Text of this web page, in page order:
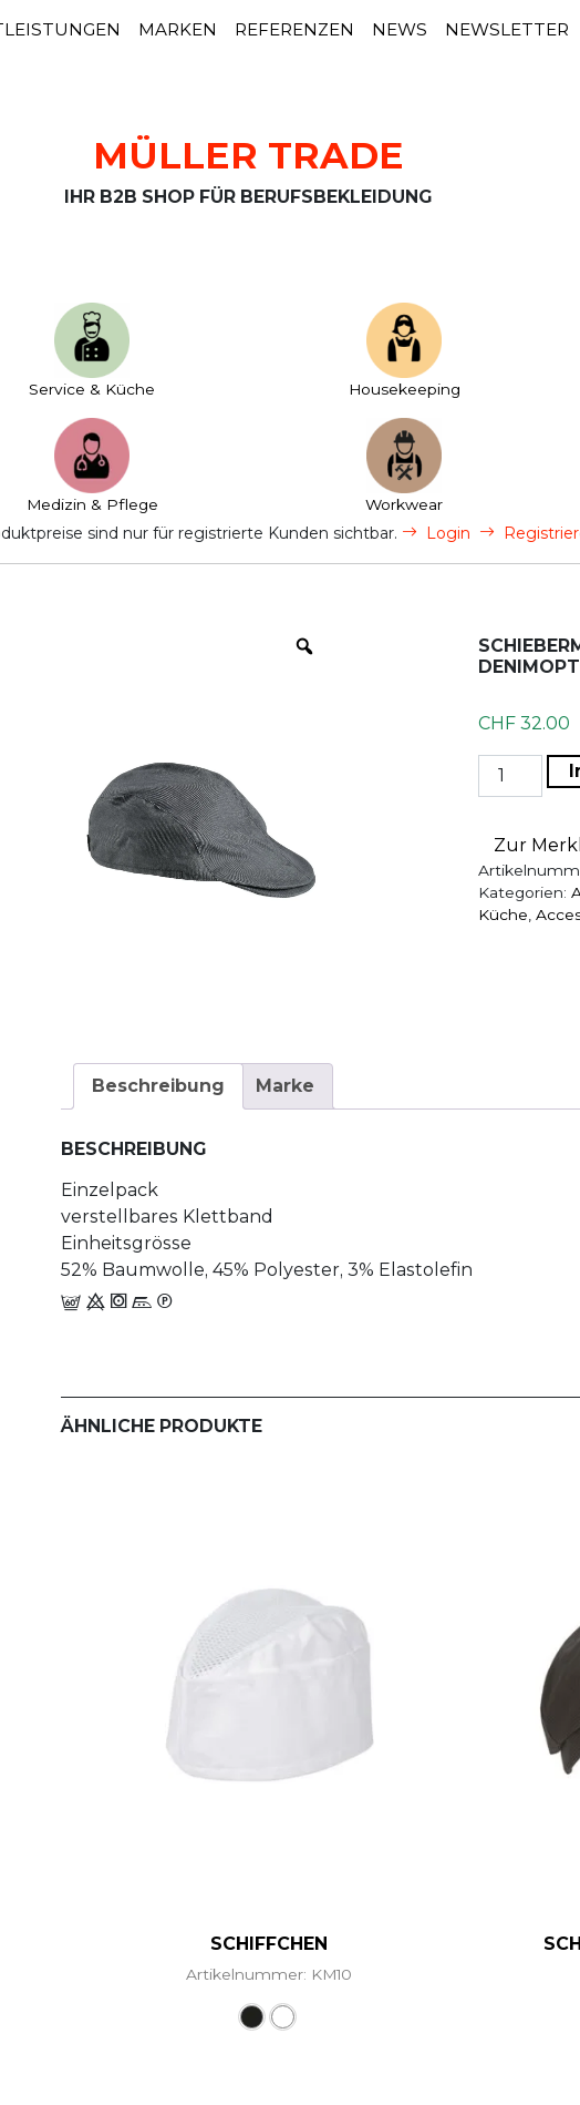
MARKEN REFERENZEN NEWS NEWSLETTER
MÜLLER TRADE
IHR B2B SHOP FÜR BERUFSBEKLEIDUNG
Service & Küche House­keeping
Medizin & Pflege Workwear
sind nur für registrierte Kunden sichtbar. Login
CHF32.00
Zur
Kategorien:
Küche,
Beschreibung Marke
BESCHREIBUNG
Einzelpack
verstellbares Klettband
Einheitsgrösse
52% Baumwolle, 45% Polyester, 3% Elastolefin
h 9 1 n_W
ÄHNLICHE PRODUKTE
SCHIFFCHEN
Artikelnummer: KM10